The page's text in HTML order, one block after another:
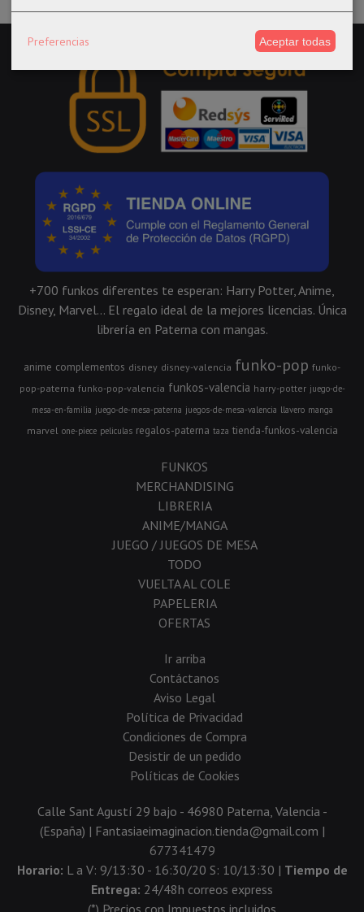
+700 funkos diferentes te esperan: Harry Potter, Anime,
Disney, Marvel... El regalo ideal de la mejores licencias. Única
librería en Paterna con mangas.
anime complementos disney disney-valencia funko-pop funko-
pop-paterna funko-pop-valencia funkos-valencia harry-potter juego-de-
mesa-en-familia juego-de-mesa-paterna juegos-de-mesa-valencia llavero manga
marvel one-piece peliculas regalos-paterna taza tienda-funkos-valencia
FUNKOS
MERCHANDISING
LIBRERIA
ANIME/MANGA
JUEGO / JUEGOS DE MESA
TODO
VUELTA AL COLE
PAPELERIA
OFERTAS
Ir arriba
Contáctanos
Aviso Legal
Política de Privacidad
Condiciones de Compra
Desistir de un pedido
Políticas de Cookies
Calle Sant Agustí 29 bajo - 46980 Paterna, Valencia -
(España) | Fantasiaeimaginacion.tienda@gmail.com |
677341479
Horario: L a V: 9/13:30 - 16:30/20 S: 10/13:30 | Tiempo de
Entrega: 24/48h correos express
Preferencias Aceptar todas